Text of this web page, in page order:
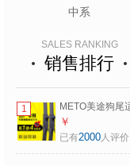
中系
SALES RANKING
销售排行
1
METO美途狗尾
用日产汽车无骨雨
刮器轩逸/奇骏汽
￥
已有2000人评价